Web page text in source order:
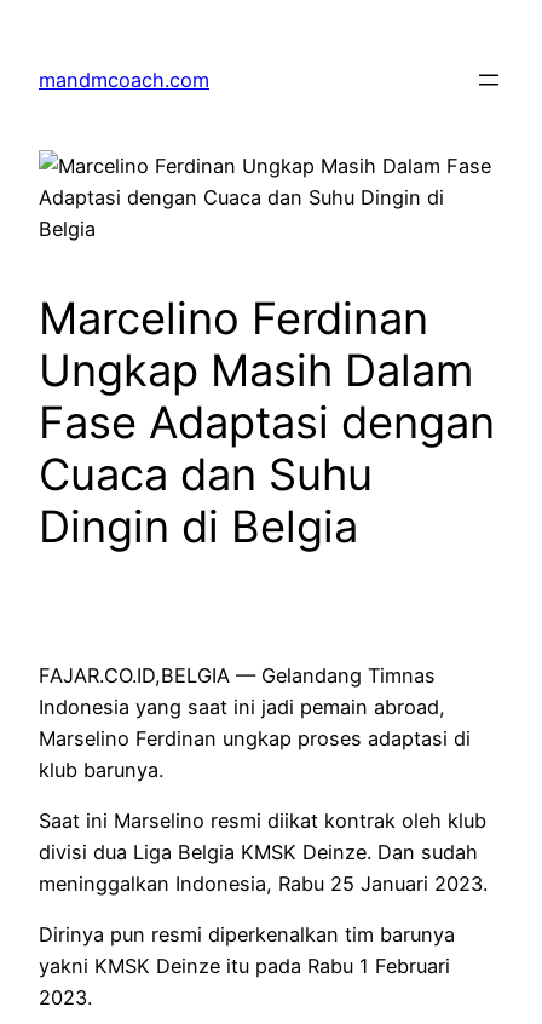
content
mandmcoach.com
Marcelino Ferdinan
Ungkap Masih Dalam
Fase Adaptasi dengan
Cuaca dan Suhu
Dingin di Belgia
FAJAR.CO.ID,BELGIA — Gelandang Timnas
Indonesia yang saat ini jadi pemain abroad,
Marselino Ferdinan ungkap proses adaptasi di
klub barunya.
Saat ini Marselino resmi diikat kontrak oleh klub
divisi dua Liga Belgia KMSK Deinze. Dan sudah
meninggalkan Indonesia, Rabu 25 Januari 2023.
Dirinya pun resmi diperkenalkan tim barunya
yakni KMSK Deinze itu pada Rabu 1 Februari
2023.